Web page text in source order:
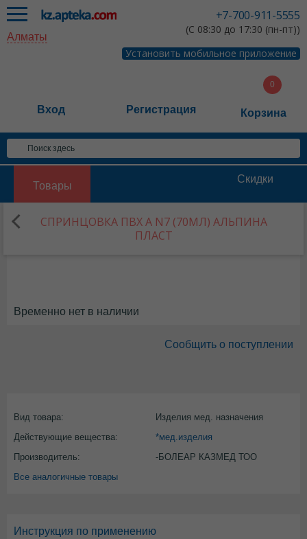
+7-700-911-5555
(С 08:30 до 17:30 (пн-пт))
Установить мобильное приложение
Алматы
Вход Регистрация Корзина
Товары
Скидки
СПРИНЦОВКА ПВХ А N7 (70МЛ) АЛЬПИНА
ПЛАСТ
Временно нет в наличии
Сообщить о поступлении
Вид товара:
Изделия мед. назначения
Действующие вещества:
*мед.изделия
Производитель:
-БОЛЕАР КАЗМЕД ТОО
Все аналогичные товары
Инструкция по применению